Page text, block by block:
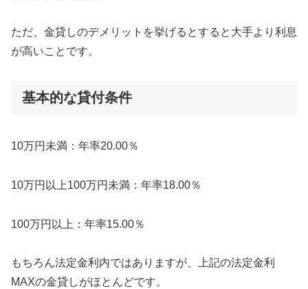
ただ、金貸しのデメリットを挙げるとすると大手より利息
が高いことです。
基本的な貸付条件
10万円未満：年率20.00％
10万円以上100万円未満：年率18.00％
100万円以上：年率15.00％
もちろん法定金利内ではありますが、上記の法定金利
MAXの金貸しがほとんどです。